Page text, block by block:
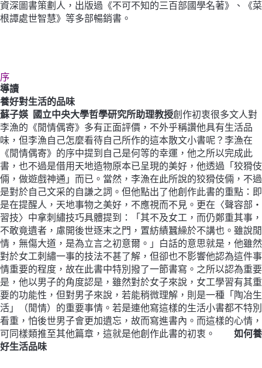
資深圖書策劃人，出版過《不可不知的三百部國學名著》、《菜
根譚處世智慧》等多部暢銷書。
序
導讀
養好對生活的品味
蘇子媖 國立中央大學哲學研究所助理教授創作初衷很多文人對
李漁的《閒情偶寄》多有正面評價，不外乎稱讚他具有生活品
味，但李漁自己怎麼看待自己所作的這本散文小書呢？李漁在
《閒情偶寄》的序中提到自己是何等的幸運，他之所以完成此
書，也不過是借用天地造物原本已呈現的美好，他透過「狡猾伎
倆，做遊戲神通」而已。當然，李漁在此所說的狡猾伎倆，不過
是對於自己文采的自謙之詞。但他點出了他創作此書的重點：即
是在提醒人，天地事物之美好，不應視而不見。更在〈聲容部・
習技〉中拿刺繡技巧具體提到：「其不及女工，而仍鄭重其事，
不敢竟遺者，慮開後世逐末之門，置紡績蠶繰於不講也。雖說閒
情，無傷大道，是為立言之初意爾。」白話的意思就是，他雖然
對於女工刺繡一事的技法不甚了解，但卻也不影響他認為這件事
情重要的程度，故在此書中特別撥了一節書寫。之所以認為重要
是，他以男子的角度認是，雖然對於女子來說，女工學習有其重
要的功能性，但對男子來說，若能稍微理解，則是一種「陶冶生
活」（閒情）的重要事情。若是連他寫這樣的生活小書都不特別
看重，怕後世男子會更加遺忘，故而寫進書內。而這樣的心情，
可同樣類推至其他篇章，這就是他創作此書的初衷。
如何養
好生活品味